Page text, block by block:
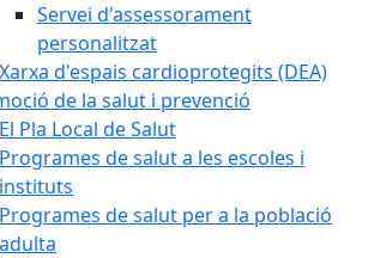
Servei d'assessorament
personalitzat
Xarxa d'espais cardioprotegits (DEA)
de la salut i prevenció
El Pla Local de Salut
Programes de salut a les escoles i
instituts
Programes de salut per a la població
adulta